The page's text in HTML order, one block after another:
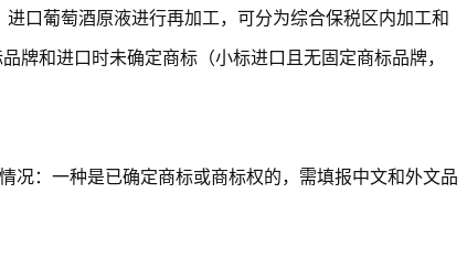
口葡萄酒原液进行再加工，可分为综合保税区内加工和
牌和进口时未确定商标（小标进口且无固定商标品牌，
况：一种是已确定商标或商标权的，需填报中文和外文品